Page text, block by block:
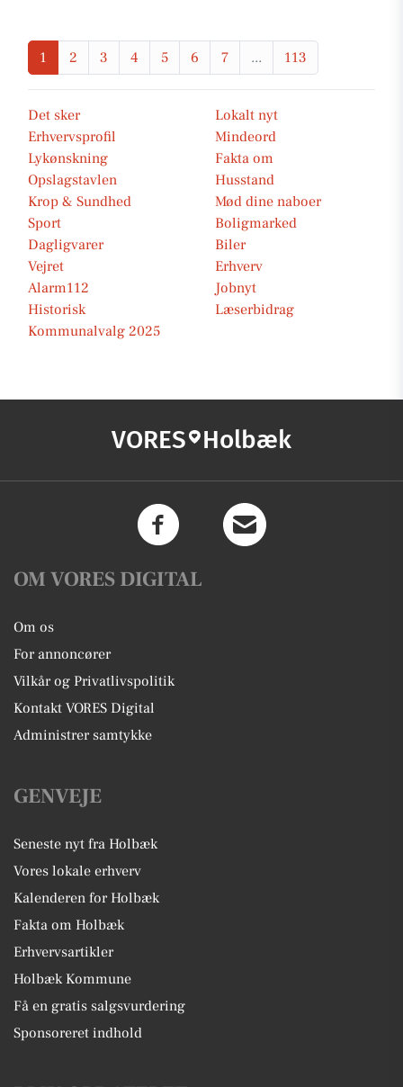
1 2 3 4 5 6 7 ... 113
Det sker
Lokalt nyt
Erhvervsprofil
Mindeord
Lykønskning
Fakta om
Opslagstavlen
Husstand
Krop & Sundhed
Mød dine naboer
Sport
Boligmarked
Dagligvarer
Biler
Vejret
Erhverv
Alarm112
Jobnyt
Historisk
Læserbidrag
Kommunalvalg 2025
VORES Holbæk
OM VORES DIGITAL
Om os
For annoncører
Vilkår og Privatlivspolitik
Kontakt VORES Digital
Administrer samtykke
GENVEJE
Seneste nyt fra Holbæk
Vores lokale erhverv
Kalenderen for Holbæk
Fakta om Holbæk
Erhvervsartikler
Holbæk Kommune
Få en gratis salgsvurdering
Sponsoreret indhold